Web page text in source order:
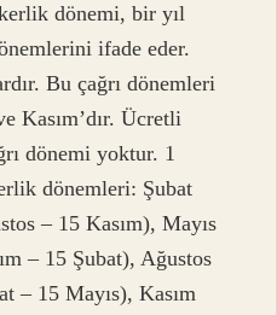
dönemi, bir yıl
ifade eder.
Bu çağrı dönemleri
Kasım’dır. Ücretli
dönemi yoktur. 1
dönemleri: Şubat
– 15 Kasım), Mayıs
– 15 Şubat), Ağustos
– 15 Mayıs), Kasım